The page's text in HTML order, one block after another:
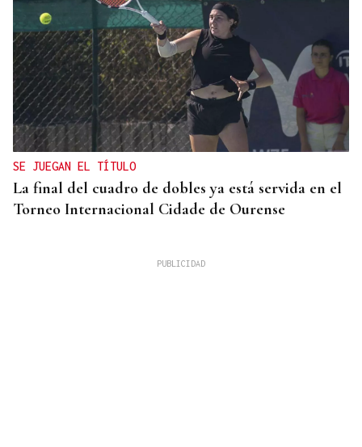
SE JUEGAN EL TÍTULO
La final del cuadro de dobles ya está servida en el
Torneo Internacional Cidade de Ourense